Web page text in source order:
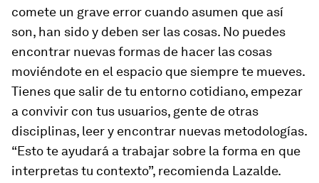
comete un grave error cuando asumen que así
son, han sido y deben ser las cosas. No puedes
encontrar nuevas formas de hacer las cosas
moviéndote en el espacio que siempre te mueves.
Tienes que salir de tu entorno cotidiano, empezar
a convivir con tus usuarios, gente de otras
disciplinas, leer y encontrar nuevas metodologías.
“Esto te ayudará a trabajar sobre la forma en que
interpretas tu contexto”, recomienda Lazalde.